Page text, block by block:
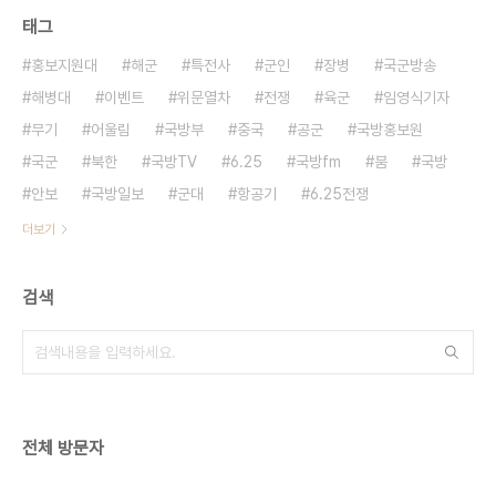
태그
홍보지원대 해군 특전사 군인 장병
국군방송
해병대
이벤트 위문열차 전쟁 육군
임영식기자
무기
어울림 국방부 중국 공군
국방홍보원
국군
북한 국방TV 6.25 국방fm 붐
국방
안보
국방일보 군대 항공기 6.25전쟁
더보기
검색
전체 방문자